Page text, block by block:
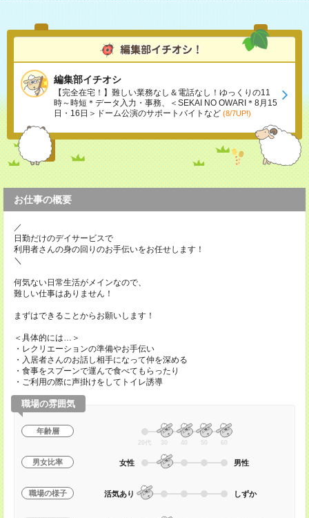
編集部イチオシ
【完全在宅！】難しい業務なし＆電話なし！ゆっくりの11
時～時短＊データ入力・事務、＜SEKAI NO OWARI＊8月15
日・16日＞ドーム公演のサポートバイトなど (8/7UP!)
お仕事の概要
／
日勤だけのデイサービスで
利用者さんの身の回りのお手伝いをお任せします！
＼
何気ない日常生活がメインなので、
難しい仕事はありません！
まずはできることからお願いします！
＜具体的には…＞
・レクリエーションの準備やお手伝い
・入居者さんのお話し相手になって仲を深める
・食事をスプーンで運んで食べてもらったり
・ご利用の際に声掛けをしてトイレ誘導
職場の雰囲気
年齢層
20代 30 40 50 60
男女比率 女性 男性
職場の様子 活気あり しずか